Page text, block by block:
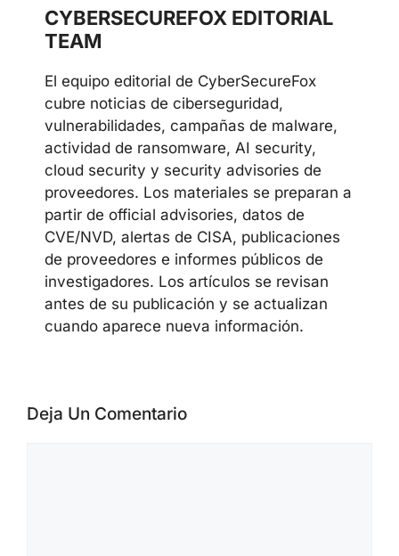
CYBERSECUREFOX EDITORIAL
TEAM
El equipo editorial de CyberSecureFox
cubre noticias de ciberseguridad,
vulnerabilidades, campañas de malware,
actividad de ransomware, AI security,
cloud security y security advisories de
proveedores. Los materiales se preparan a
partir de official advisories, datos de
CVE/NVD, alertas de CISA, publicaciones
de proveedores e informes públicos de
investigadores. Los artículos se revisan
antes de su publicación y se actualizan
cuando aparece nueva información.
Deja Un Comentario